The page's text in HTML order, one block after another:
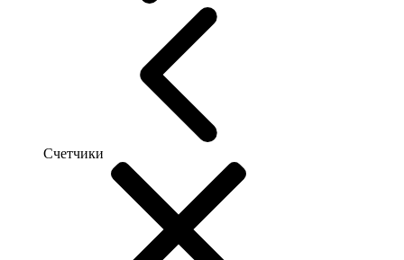
Счетчики